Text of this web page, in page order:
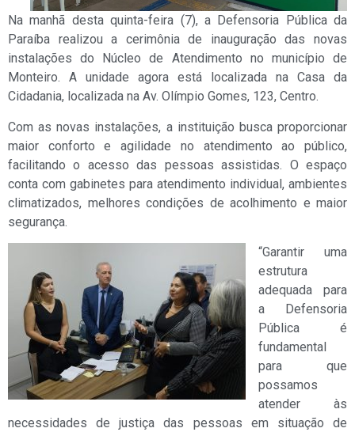
Na manhã desta quinta-feira (7), a Defensoria Pública da
Paraíba realizou a cerimônia de inauguração das novas
instalações do Núcleo de Atendimento no município de
Monteiro. A unidade agora está localizada na Casa da
Cidadania, localizada na Av. Olímpio Gomes, 123, Centro.
Com as novas instalações, a instituição busca proporcionar
maior conforto e agilidade no atendimento ao público,
facilitando o acesso das pessoas assistidas. O espaço
conta com gabinetes para atendimento individual, ambientes
climatizados, melhores condições de acolhimento e maior
segurança.
“Garantir uma
estrutura
adequada para
a Defensoria
Pública é
fundamental
para que
possamos
atender às
necessidades de justiça das pessoas em situação de